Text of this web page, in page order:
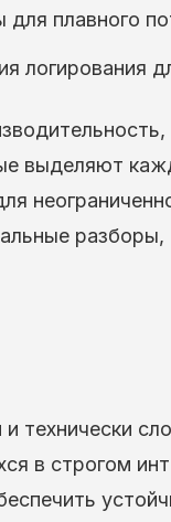
плавного
логирования
выделяют
технически
в строгом